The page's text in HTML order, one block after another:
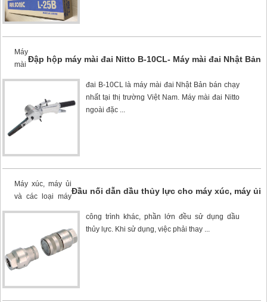
Đập hộp máy mài đai Nitto B-10CL- Máy mài đai Nhật Bản
Máy
mài
đai B-10CLlà máy mài đai Nhật Bản bán chạy
nhất tại thị trường Việt Nam. Máy mài đai Nitto
ngoài đặc ...
Đầu nối dẫn dầu thủy lực cho máy xúc, máy ủi
Máy xúc, máy ủi
và các loại máy
công trình khác, phần lớn đều sử dụng dầu
thủy lực. Khi sử dụng, việc phải thay ...